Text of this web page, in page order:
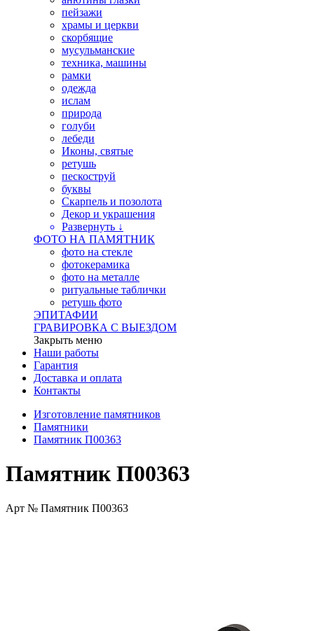
пейзажи
храмы и церкви
скорбящие
мусульманские
техника, машины
рамки
одежда
ислам
природа
голуби
лебеди
Иконы, святые
ретушь
пескоструй
буквы
Скарпель и позолота
Декор и украшения
Развернуть ↓
ФОТО НА ПАМЯТНИК
фото на стекле
фотокерамика
фото на металле
ритуальные таблички
ретушь фото
ЭПИТАФИИ
ГРАВИРОВКА С ВЫЕЗДОМ
Закрыть меню
Наши работы
Гарантия
Доставка и оплата
Контакты
Изготовление памятников
Памятники
Памятник П00363
Памятник П00363
Арт № Памятник П00363